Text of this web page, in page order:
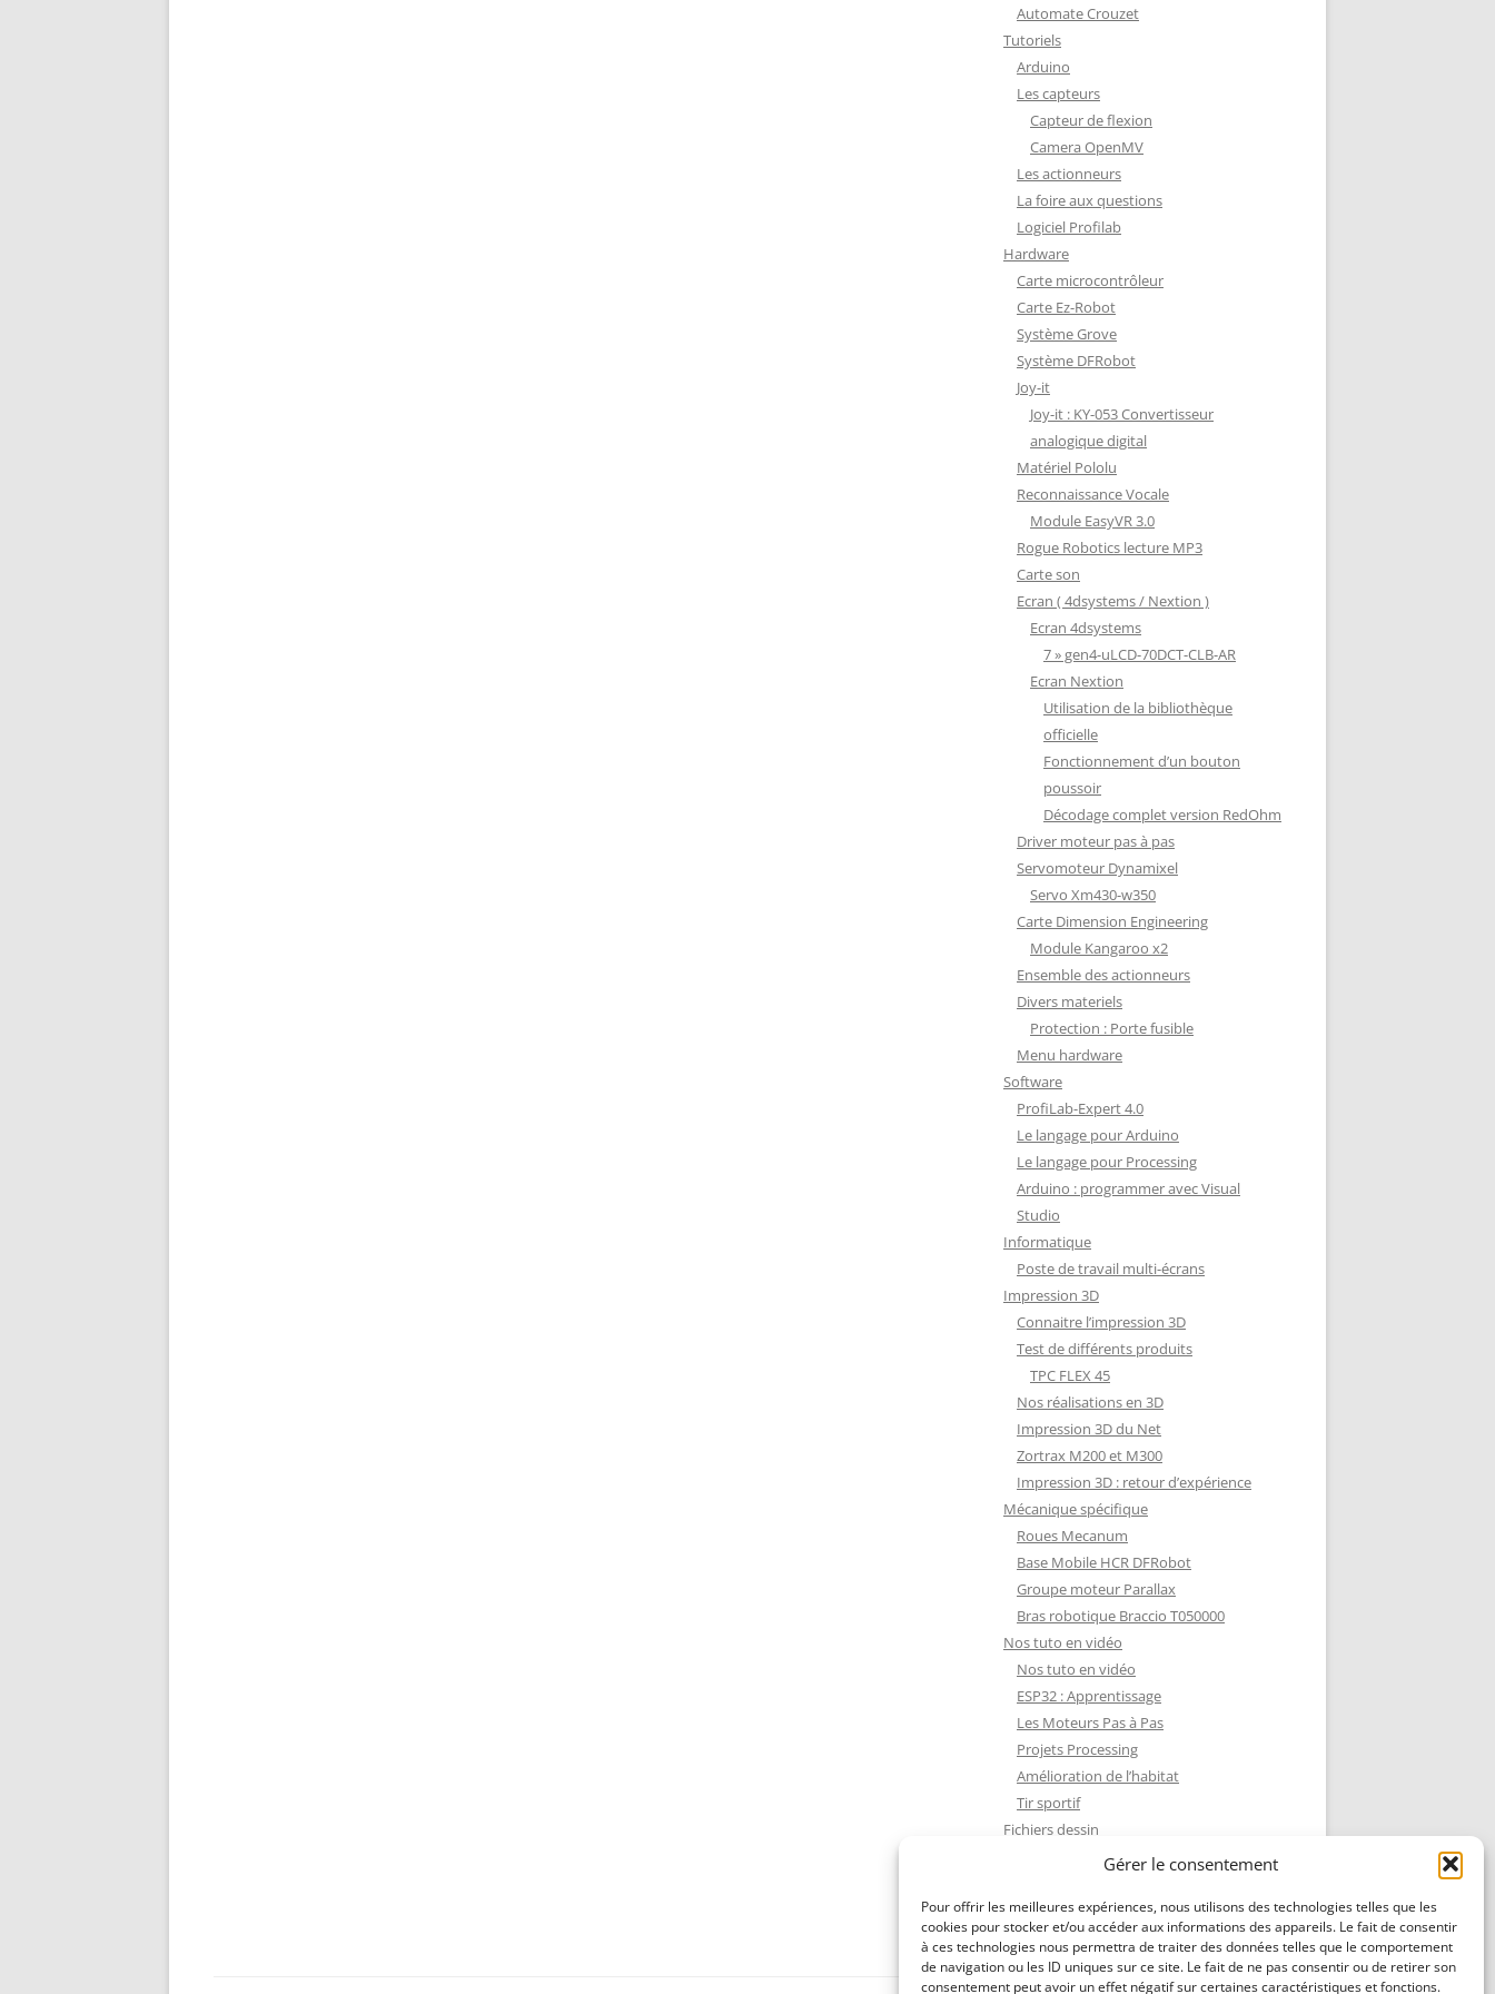
Gérer le consentement
Pour offrir les meilleures expériences, nous utilisons des technologies telles que les
cookies pour stocker et/ou accéder aux informations des appareils. Le fait de consentir
à ces technologies nous permettra de traiter des données telles que le comportement
de navigation ou les ID uniques sur ce site. Le fait de ne pas consentir ou de retirer son
consentement peut avoir un effet négatif sur certaines caractéristiques et fonctions.
PROTECTION : PORTE FUSIBLE
Automate Crouzet
Tutoriels
Arduino
Les capteurs
Capteur de flexion
Camera OpenMV
Les actionneurs
La foire aux questions
Logiciel Profilab
Hardware
Carte microcontrôleur
Carte Ez-Robot
Système Grove
Système DFRobot
Joy-it
Joy-it : KY-053 Convertisseur
analogique digital
Matériel Pololu
Reconnaissance Vocale
Module EasyVR 3.0
Rogue Robotics lecture MP3
Carte son
Ecran ( 4dsystems / Nextion )
Ecran 4dsystems
7 » gen4-uLCD-70DCT-CLB-AR
Ecran Nextion
Utilisation de la bibliothèque
officielle
Fonctionnement d’un bouton
poussoir
Décodage complet version RedOhm
Driver moteur pas à pas
Servomoteur Dynamixel
Servo Xm430-w350
Carte Dimension Engineering
Module Kangaroo x2
Ensemble des actionneurs
Divers materiels
Protection : Porte fusible
Menu hardware
Software
ProfiLab-Expert 4.0
Le langage pour Arduino
Le langage pour Processing
Arduino : programmer avec Visual
Studio
Informatique
Poste de travail multi-écrans
Impression 3D
Connaitre l’impression 3D
Test de différents produits
TPC FLEX 45
Nos réalisations en 3D
Impression 3D du Net
Zortrax M200 et M300
Impression 3D : retour d’expérience
Mécanique spécifique
Roues Mecanum
Base Mobile HCR DFRobot
Groupe moteur Parallax
Bras robotique Braccio T050000
Nos tuto en vidéo
Nos tuto en vidéo
ESP32 : Apprentissage
Les Moteurs Pas à Pas
Projets Processing
Amélioration de l’habitat
Tir sportif
Fichiers dessin
Fichiers dessin